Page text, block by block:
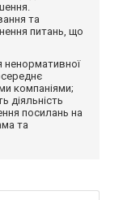
та
питань, що
ненормативної
компаніями;
діяльність
посилань на
та